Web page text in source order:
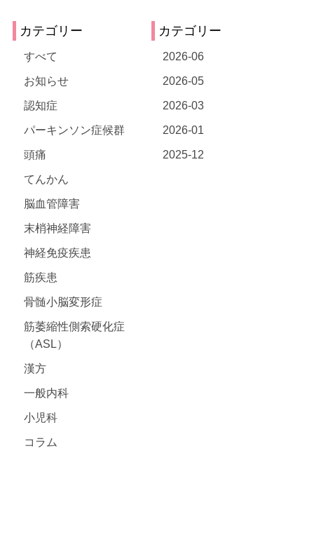
カテゴリー
すべて
お知らせ
認知症
パーキンソン症候群
頭痛
てんかん
脳血管障害
末梢神経障害
神経免疫疾患
筋疾患
骨髄小脳変形症
筋萎縮性側索硬化症
（ASL）
漢方
一般内科
小児科
コラム
カテゴリー
2026-06
2026-05
2026-03
2026-01
2025-12